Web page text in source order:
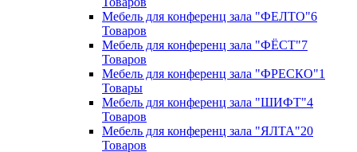
Мебель для конференц зала "ФЕЛТО"6
Товаров
Мебель для конференц зала "ФЁСТ"7
Товаров
Мебель для конференц зала "ФРЕСКО"1
Товары
Мебель для конференц зала "ШИФТ"4
Товаров
Мебель для конференц зала "ЯЛТА"20
Товаров